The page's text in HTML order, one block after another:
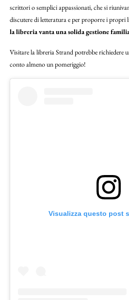
scrittori o semplici appassionati, che si
discutere di letteratura e per proporre i propri
la libreria vanta una solida gestione
Visitare la libreria Strand potrebbe richiedere
conto almeno un pomeriggio!
Visualizza questo post